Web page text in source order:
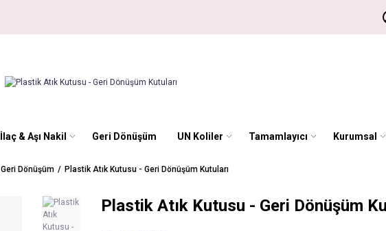
İlaç & Aşı Nakil Geri Dönüşüm UN Koliler Tamamlayıcı Kurumsal
Geri Dönüşüm Plastik Atık Kutusu - Geri Dönüşüm Kutuları
Plastik Atık Kutusu - Geri Dönüşüm